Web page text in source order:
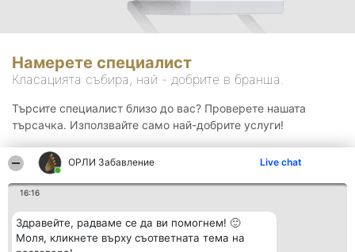
ОРЛИ Забавление Live chat
16:16
Здравейте, радваме се да ви помогнем! 🙂
Моля, кликнете върху съответната тема на
Намерете специалист
Класацията събира, най - добрите в бранша.
Търсите специалист близо до вас? Проверете нашата
търсачка. Използвайте само най-добрите услуги!